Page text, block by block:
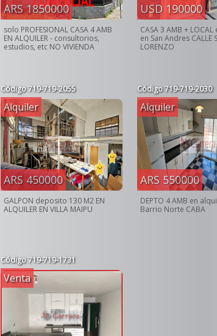
ARS 1850000
solo PROFESIONAL CASA 4 AMB
EN ALQUILER - consultorios,
estudios, etc NO VIVIENDA
USD 190000
CASA 3 AMB + LOCAL
en San Andres CALLE
LORENZO
Código719-719-2055
Alquiler
ARS 450000
GALPON deposito 130 M2 EN
ALQUILER EN VILLA MAIPU
Código719-719-2030
Alquiler
ARS 550000
DEPTO 4 AMB en
Barrio Norte CABA
Código719-719-1731
Venta